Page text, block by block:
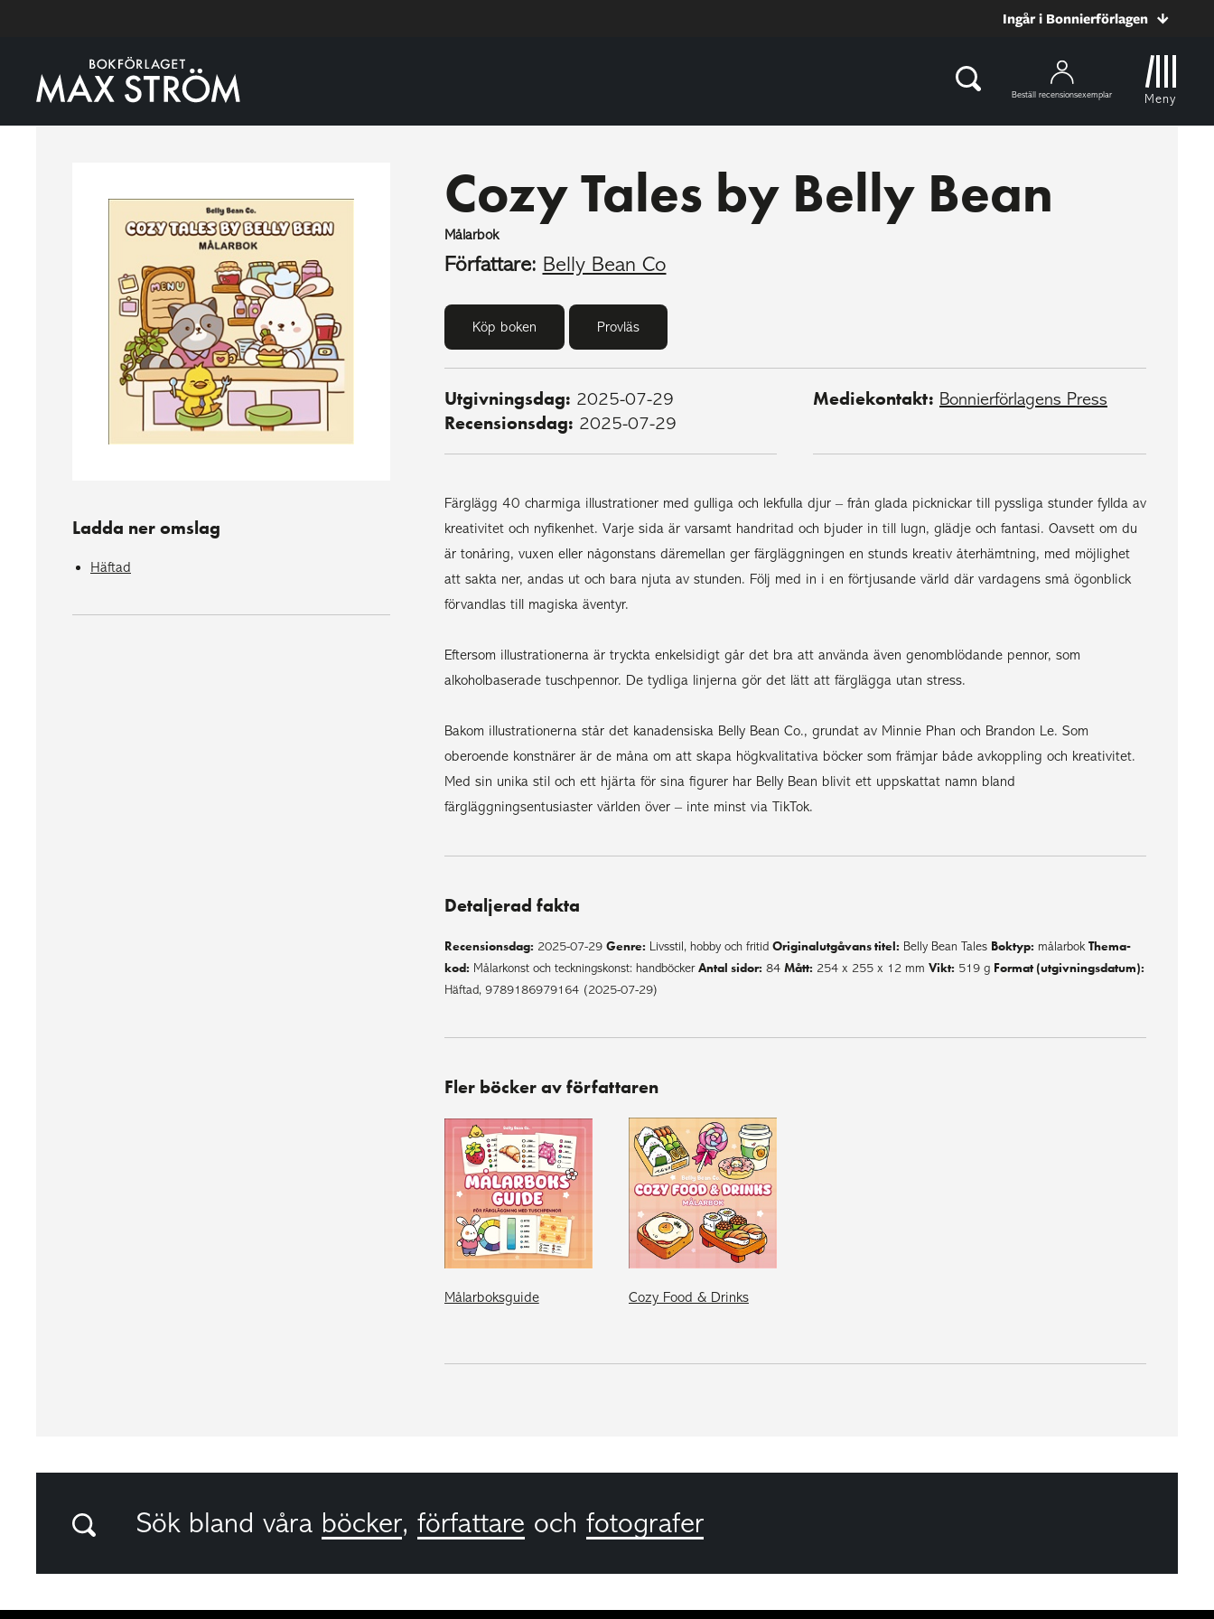
Ingår i Bonnierförlagen
Beställ recensionsexemplar Meny
Ladda ner omslag
Häftad
Cozy Tales by Belly Bean
Målarbok
Författare: Belly Bean Co
Köp boken Provläs
Utgivningsdag: 2025-07-29
Recensionsdag: 2025-07-29
Mediekontakt: Bonnierförlagens Press
Färglägg 40 charmiga illustrationer med gulliga och lekfulla djur – från glada picknickar till pyssliga stunder fyllda av
kreativitet och nyfikenhet. Varje sida är varsamt handritad och bjuder in till lugn, glädje och fantasi. Oavsett om du
är tonåring, vuxen eller någonstans däremellan ger färgläggningen en stunds kreativ återhämtning, med möjlighet
att sakta ner, andas ut och bara njuta av stunden. Följ med in i en förtjusande värld där vardagens små ögonblick
förvandlas till magiska äventyr.
Eftersom illustrationerna är tryckta enkelsidigt går det bra att använda även genomblödande pennor, som
alkoholbaserade tuschpennor. De tydliga linjerna gör det lätt att färglägga utan stress.
Bakom illustrationerna står det kanadensiska Belly Bean Co., grundat av Minnie Phan och Brandon Le. Som
oberoende konstnärer är de måna om att skapa högkvalitativa böcker som främjar både avkoppling och kreativitet.
Med sin unika stil och ett hjärta för sina figurer har Belly Bean blivit ett uppskattat namn bland
färgläggningsentusiaster världen över – inte minst via TikTok.
Detaljerad fakta
Recensionsdag: 2025-07-29 Genre: Livsstil, hobby och fritid Originalutgåvans titel: Belly Bean Tales Boktyp: målarbok Thema-
kod: Målarkonst och teckningskonst: handböcker Antal sidor: 84 Mått: 254 x 255 x 12 mm Vikt: 519 g Format (utgivningsdatum):
Häftad, 9789186979164 (2025-07-29)
Fler böcker av författaren
Målarboksguide Cozy Food & Drinks
Sök bland våra böcker, författare och fotografer